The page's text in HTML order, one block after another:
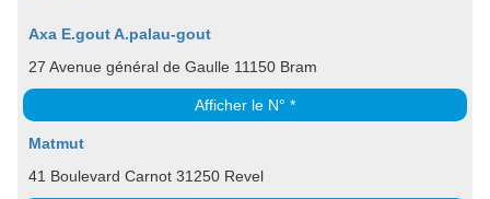
Axa E.gout A.palau-gout
27 Avenue général de Gaulle 11150 Bram
Afficher le N° *
Matmut
41 Boulevard Carnot 31250 Revel